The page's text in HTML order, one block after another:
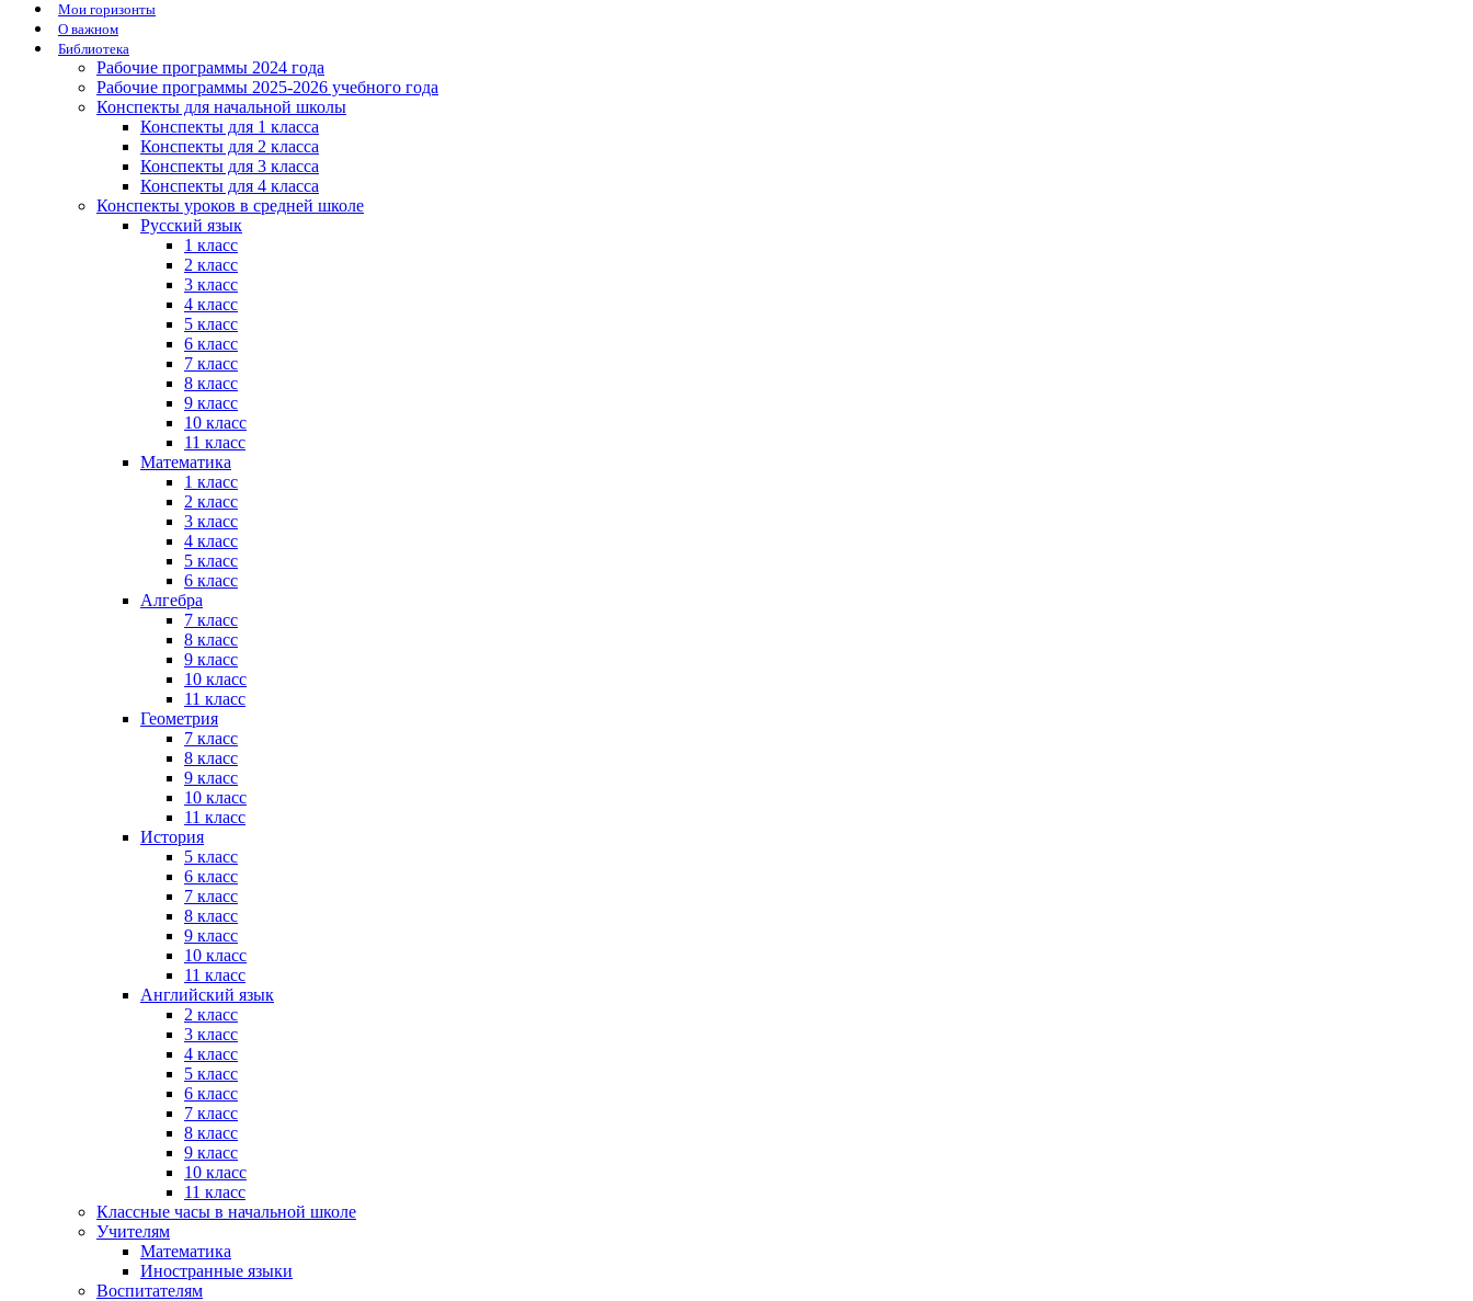
Мои горизонты
О важном
Библиотека
Рабочие программы 2024 года
Рабочие программы 2025-2026 учебного года
Конспекты для начальной школы
Конспекты для 1 класса
Конспекты для 2 класса
Конспекты для 3 класса
Конспекты для 4 класса
Конспекты уроков в средней школе
Русский язык
1 класс
2 класс
3 класс
4 класс
5 класс
6 класс
7 класс
8 класс
9 класс
10 класс
11 класс
Математика
1 класс
2 класс
3 класс
4 класс
5 класс
6 класс
Алгебра
7 класс
8 класс
9 класс
10 класс
11 класс
Геометрия
7 класс
8 класс
9 класс
10 класс
11 класс
История
5 класс
6 класс
7 класс
8 класс
9 класс
10 класс
11 класс
Английский язык
2 класс
3 класс
4 класс
5 класс
6 класс
7 класс
8 класс
9 класс
10 класс
11 класс
Классные часы в начальной школе
Учителям
Математика
Иностранные языки
Воспитателям